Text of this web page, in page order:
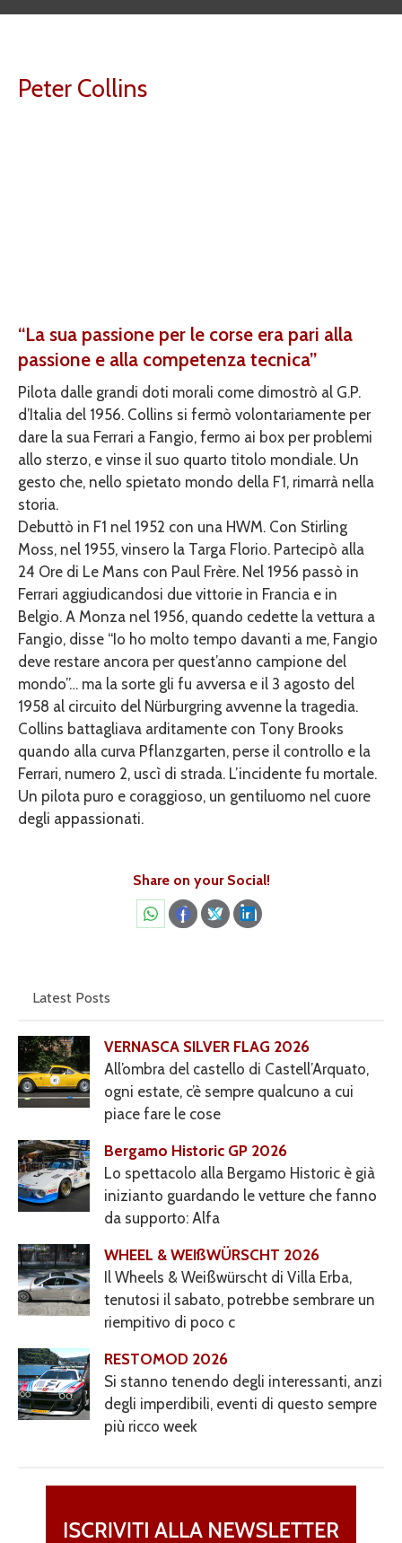
Peter Collins
“La sua passione per le corse era pari alla
passione e alla competenza tecnica”
Pilota dalle grandi doti morali come dimostrò al G.P.
d’Italia del 1956. Collins si fermò volontariamente per
dare la sua Ferrari a Fangio, fermo ai box per problemi
allo sterzo, e vinse il suo quarto titolo mondiale. Un
gesto che, nello spietato mondo della F1, rimarrà nella
storia.
Debuttò in F1 nel 1952 con una HWM. Con Stirling
Moss, nel 1955, vinsero la Targa Florio. Partecipò alla
24 Ore di Le Mans con Paul Frère. Nel 1956 passò in
Ferrari aggiudicandosi due vittorie in Francia e in
Belgio. A Monza nel 1956, quando cedette la vettura a
Fangio, disse “Io ho molto tempo davanti a me, Fangio
deve restare ancora per quest’anno campione del
mondo”… ma la sorte gli fu avversa e il 3 agosto del
1958 al circuito del Nürburgring avvenne la tragedia.
Collins battagliava arditamente con Tony Brooks
quando alla curva Pflanzgarten, perse il controllo e la
Ferrari, numero 2, uscì di strada. L’incidente fu mortale.
Un pilota puro e coraggioso, un gentiluomo nel cuore
degli appassionati.
Share on your Social!
ShareShareShareShare
Latest Posts
VERNASCA SILVER FLAG 2026
All’ombra del castello di Castell’Arquato,
ogni estate, c’è sempre qualcuno a cui
piace fare le cose
Bergamo Historic GP 2026
Lo spettacolo alla Bergamo Historic è già
inizianto guardando le vetture che fanno
da supporto: Alfa
WHEEL & WEIßWÜRSCHT 2026
Il Wheels & Weißwürscht di Villa Erba,
tenutosi il sabato, potrebbe sembrare un
riempitivo di poco c
RESTOMOD 2026
Si stanno tenendo degli interessanti, anzi
degli imperdibili, eventi di questo sempre
più ricco week